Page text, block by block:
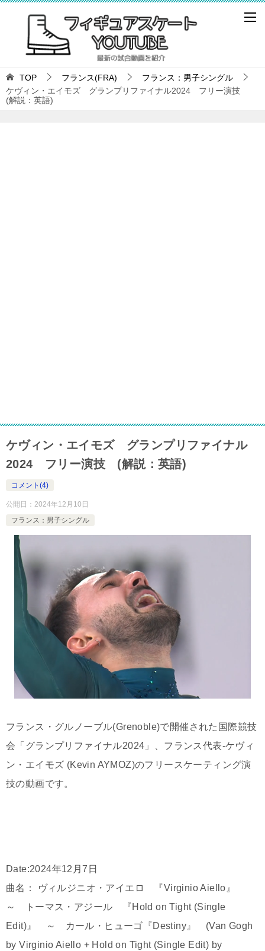
TOP フランス(FRA)
フランス：男子シングル
ケヴィン・エイモズ グランプリファイナル2024 フリー演技
(解説：英語)
ケヴィン・エイモズ グランプリファイナル
2024 フリー演技 (解説：英語)
コメント(4)
公開日： 2024年12月10日
フランス：男子シングル
フランス・グルノーブル(Grenoble)で開催された国際競技
会「グランプリファイナル2024」、フランス代表-ケヴィ
ン・エイモズ (Kevin AYMOZ)のフリースケーティング演
技の動画です。
Date:2024年12月7日
曲名： ヴィルジニオ・アイエロ 『Virginio Aiello』
～ トーマス・アジール 『Hold on Tight (Single
Edit)』 ～ カール・ヒューゴ『Destiny』 (Van Gogh
by Virginio Aiello + Hold on Tight (Single Edit) by